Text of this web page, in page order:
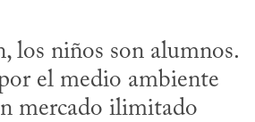
los niños son alumnos.
el medio ambiente
mercado ilimitado